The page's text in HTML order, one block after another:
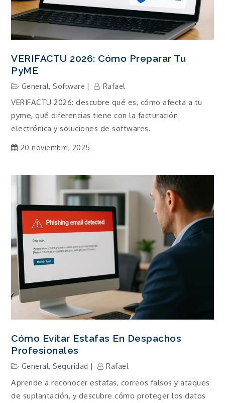
VERIFACTU 2026: Cómo Preparar Tu
PyME
General, Software Rafael
VERIFACTU 2026: descubre qué es, cómo afecta a tu
pyme, qué diferencias tiene con la facturación
electrónica y soluciones de softwares.
20 noviembre, 2025
Cómo Evitar Estafas En Despachos
Profesionales
General, Seguridad Rafael
Aprende a reconocer estafas, correos falsos y ataques
de suplantación, y descubre cómo proteger los datos